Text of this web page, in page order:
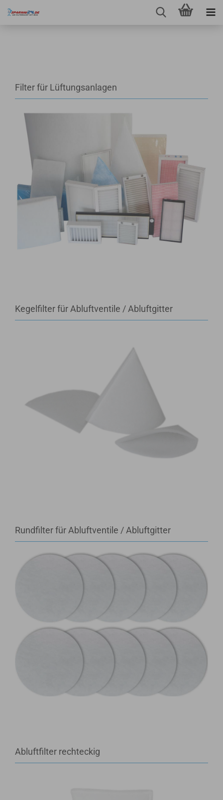
Filter für Lüftungsanlagen
Kegelfilter für Abluftventile / Abluftgitter
Rundfilter für Abluftventile / Abluftgitter
Abluftfilter rechteckig